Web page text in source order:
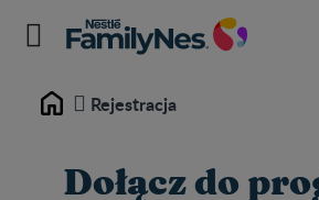
Home Rejestracja
Dołącz do